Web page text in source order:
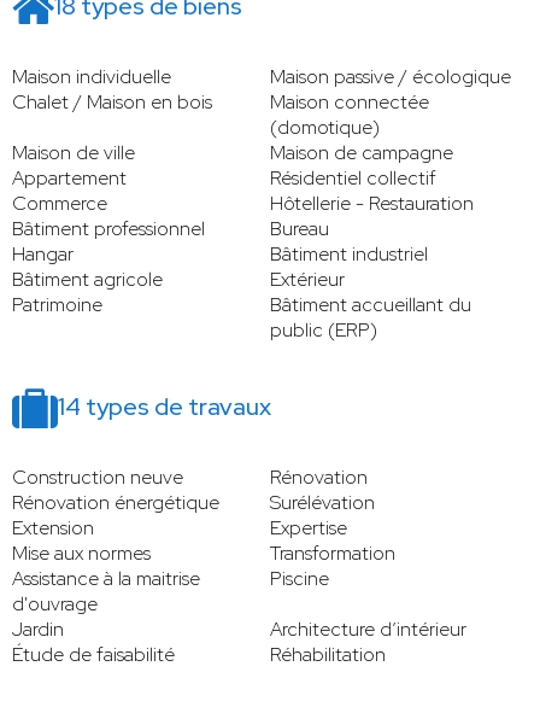
Maison individuelle
Maison passive / écologique
Chalet / Maison en bois
Maison connectée
(domotique)
Maison de ville
Maison de campagne
Appartement
Résidentiel collectif
Commerce
Hôtellerie - Restauration
Bâtiment professionnel
Bureau
Hangar
Bâtiment industriel
Bâtiment agricole
Extérieur
Patrimoine
Bâtiment accueillant du
public (ERP)
14 types de travaux
Construction neuve
Rénovation
Rénovation énergétique
Surélévation
Extension
Expertise
Mise aux normes
Transformation
Assistance à la maitrise
d'ouvrage
Piscine
Jardin
Architecture d’intérieur
Étude de faisabilité
Réhabilitation